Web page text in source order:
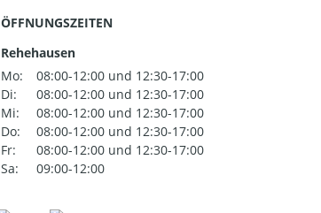
ÖFFNUNGSZEITEN
Rehehausen
Mo:
08:00-12:00 und 12:30-17:00
Di:
08:00-12:00 und 12:30-17:00
Mi:
08:00-12:00 und 12:30-17:00
Do:
08:00-12:00 und 12:30-17:00
Fr:
08:00-12:00 und 12:30-17:00
Sa:
09:00-12:00